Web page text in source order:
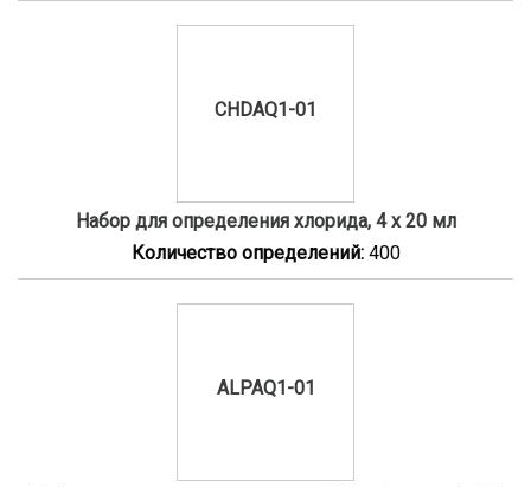
CHDAQ1-01
Набор для определения хлорида, 4 x 20 мл
Количество определений: 400
ALPAQ1-01